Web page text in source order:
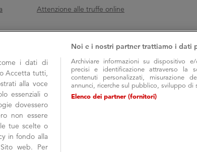
Attenzione alle truffe online
su
COOP ALLEANZA 3.0 Soc. Coop.
i dati di
Accetta tutti,
alla voce
essenziali o
dovessero
non essere
tue scelte o
in fondo alla
web. Per
Noi e i nostri partner trattiamo i dati
Archiviare informazioni su dispositivo
precisi e identificazione attraverso la
contenuti personalizzati, misurazione
annunci, ricerche sul pubblico, sviluppo di
Elenco dei partner (fornitori)